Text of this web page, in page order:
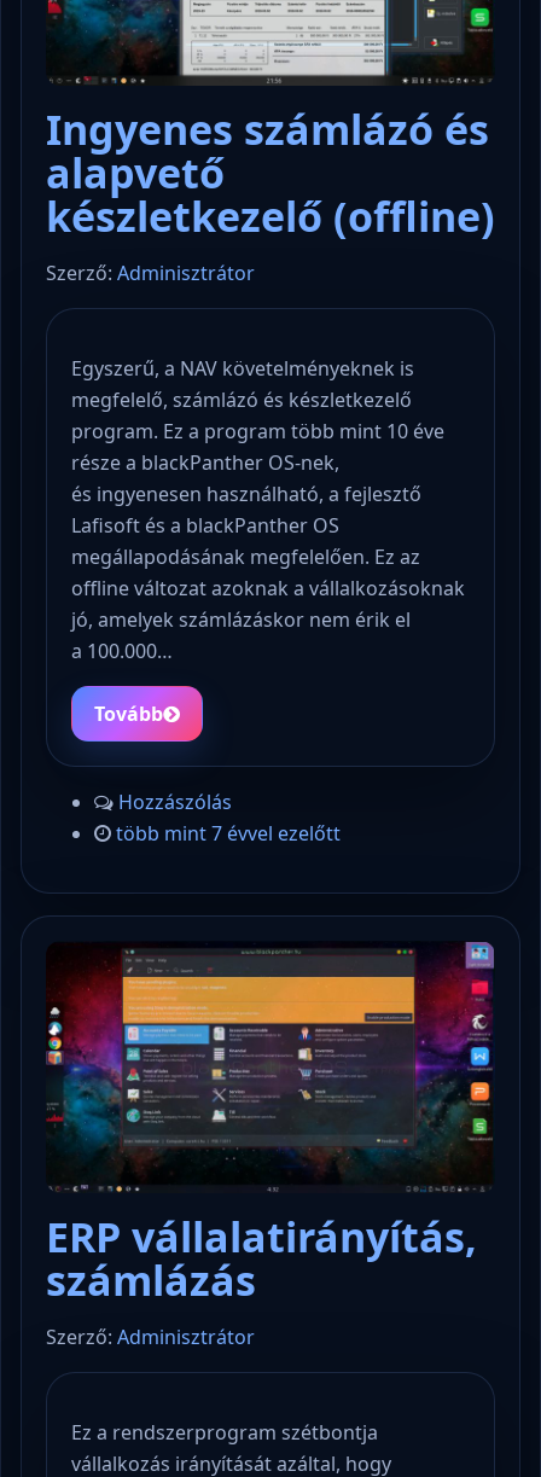
Ingyenes számlázó és
alapvető
készletkezelő (offline)
Szerző: Adminisztrátor
Egyszerű, a NAV követelményeknek is
megfelelő, számlázó és készletkezelő
program. Ez a program több mint 10 éve
része a blackPanther OS-nek,
és ingyenesen használható, a fejlesztő
Lafisoft és a blackPanther OS
megállapodásának megfelelően. Ez az
offline változat azoknak a vállalkozásoknak
jó, amelyek számlázáskor nem érik el
a 100.000…
Tovább
Hozzászólás
több mint 7 évvel ezelőtt
ERP vállalatirányítás,
számlázás
Szerző: Adminisztrátor
Ez a rendszerprogram szétbontja
vállalkozás irányítását azáltal, hogy